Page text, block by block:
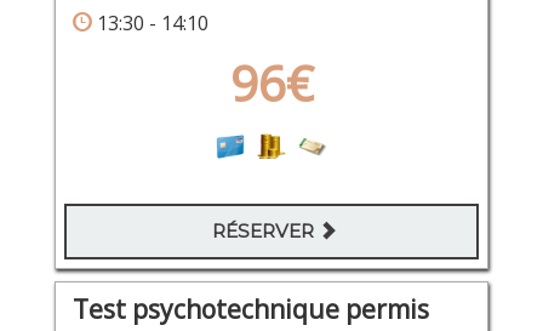
13:30 - 14:10
96€
RÉSERVER
Test psychotechnique permis